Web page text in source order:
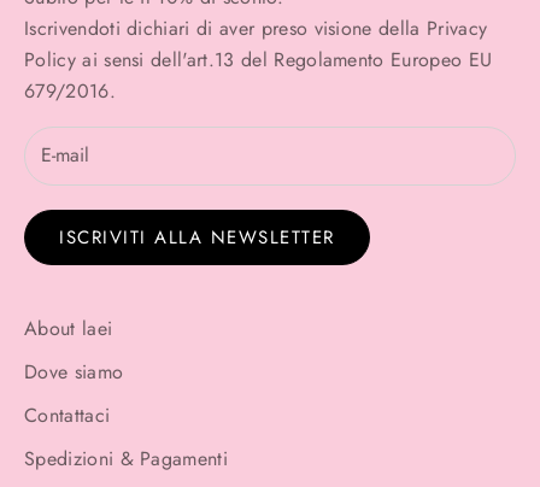
Iscrivendoti dichiari di aver preso visione della Privacy
Policyai sensi dell'art.13 del Regolamento Europeo EU
679/2016.
ISCRIVITI ALLA NEWSLETTER
About laei
Dove siamo
Contattaci
Spedizioni & Pagamenti